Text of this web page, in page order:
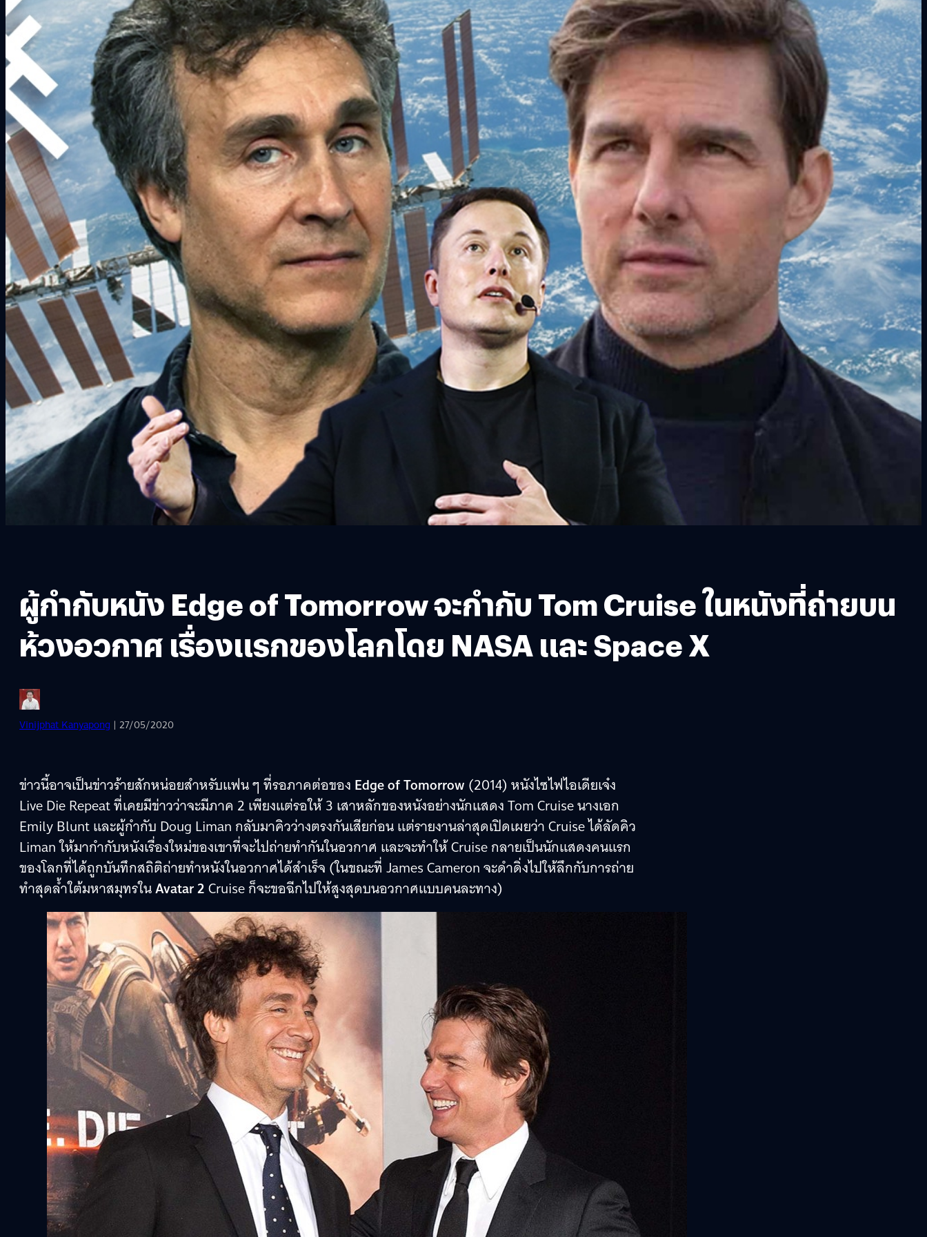
ผู้กำกับหนัง Edge of Tomorrow จะกำกับ Tom Cruise ในหนังที่ถ่ายบน
ห้วงอวกาศ เรื่องแรกของโลกโดย NASA และ Space X
Vinijphat Kanyapong | 27/05/2020
ข่าวนี้อาจเป็นข่าวร้ายสักหน่อยสำหรับแฟน ๆ ที่รอภาคต่อของ Edge of Tomorrow (2014) หนังไซไฟไอเดียเจ๋ง
Live Die Repeat ที่เคยมีข่าวว่าจะมีภาค 2 เพียงแต่รอให้ 3 เสาหลักของหนังอย่างนักแสดง Tom Cruise นางเอก
Emily Blunt และผู้กำกับ Doug Liman กลับมาคิวว่างตรงกันเสียก่อน แต่รายงานล่าสุดเปิดเผยว่า Cruise ได้ลัดคิว
Liman ให้มากำกับหนังเรื่องใหม่ของเขาที่จะไปถ่ายทำกันในอวกาศ และจะทำให้ Cruise กลายเป็นนักแสดงคนแรก
ของโลกที่ได้ถูกบันทึกสถิติถ่ายทำหนังในอวกาศได้สำเร็จ (ในขณะที่ James Cameron จะดำดิ่งไปให้ลึกกับการถ่าย
ทำสุดล้ำใต้มหาสมุทรในAvatar 2Cruise ก็จะขอฉีกไปให้สูงสุดบนอวกาศแบบคนละทาง)